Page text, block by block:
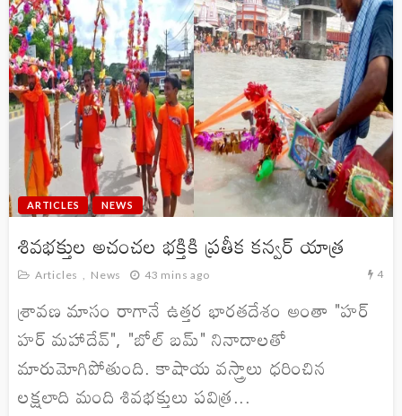
ARTICLES NEWS
శివభక్తుల అచంచల భక్తికి ప్రతీక కన్వర్ యాత్ర
Articles News 43 mins ago 4
శ్రావణ మాసం రాగానే ఉత్తర భారతదేశం అంతా "హర్
హర్ మహాదేవ్", "బోల్ బమ్" నినాదాలతో
మారుమోగిపోతుంది. కాషాయ వస్త్రాలు ధరించిన
లక్షలాది మంది శివభక్తులు పవిత్ర...